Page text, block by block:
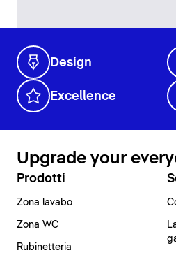
Design
Excellence
Upgrade your
Prodotti
Zona lavabo
Zona WC
Rubinetteria